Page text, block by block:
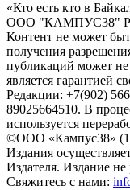
«Кто есть кто в
ООО "КАМПУС38"
Контент не может
получения
публикаций может не
является гарантией
Редакции: +7(902)
89025664510. В
используется
©ООО «Кампус38»
Издания
Издателя. Издание
Свяжитесь с нами: